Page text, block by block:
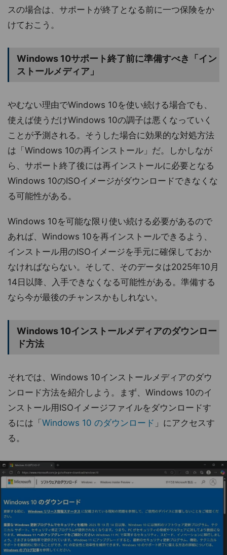
スの場合は、サポートが終了となる前に一つ保険をか
けておこう。
Windows 10サポート終了前に準備すべき「イン
ストールメディア」
やむない理由でWindows 10を使い続ける場合でも、
使えば使うだけWindows 10の調子は悪くなっていく
ことが予測される。そうした場合に効果的な対処方法
は「Windows 10の再インストール」だ。しかしなが
ら、サポート終了後には再インストールに必要となる
Windows 10のISOイメージがダウンロードできなくな
る可能性がある。
Windows 10を可能な限り使い続ける必要があるので
あれば、Windows 10を再インストールできるよう、
インストール用のISOイメージを手元に確保しておか
なければならない。そして、そのデータは2025年10月
14日以降、入手できなくなる可能性がある。準備する
なら今が最後のチャンスかもしれない。
Windows 10インストールメディアのダウンロー
ド方法
それでは、Windows 10インストールメディアのダウ
ンロード方法を紹介しよう。まず、Windows 10のイ
ンストール用ISOイメージファイルをダウンロードす
るには「 Windows 10 のダウンロード 」にアクセスす
る。